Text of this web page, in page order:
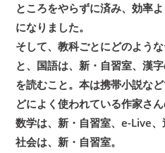
ところをやらずに済み、効率
になりました。
そして、教科ごとにどのよう
と、国語は、新・自習室、漢
を読むこと。本は携帯小説な
どによく使われている作家さ
数学は、新・自習室、e-Live、
社会は、新・自習室。